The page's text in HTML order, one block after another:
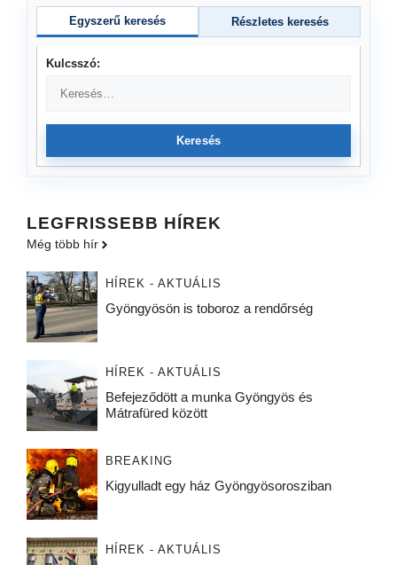
Egyszerű keresés Részletes keresés
Kulcsszó:
Keresés
LEGFRISSEBB HÍREK
Még több hír
HÍREK - AKTUÁLIS
Gyöngyösön is toboroz a rendőrség
HÍREK - AKTUÁLIS
Befejeződött a munka Gyöngyös és
Mátrafüred között
BREAKING
Kigyulladt egy ház Gyöngyösorosziban
HÍREK - AKTUÁLIS